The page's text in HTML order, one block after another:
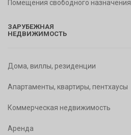
Помещения свободного назначения
ЗАРУБЕЖНАЯ
НЕДВИЖИМОСТЬ
Дома, виллы, резиденции
Апартаменты, квартиры, пентхаусы
Коммерческая недвижимость
Аренда